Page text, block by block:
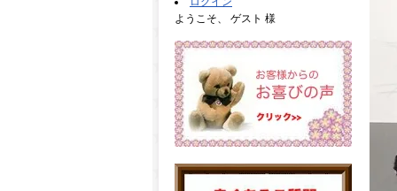
ようこそ、 ゲスト 様